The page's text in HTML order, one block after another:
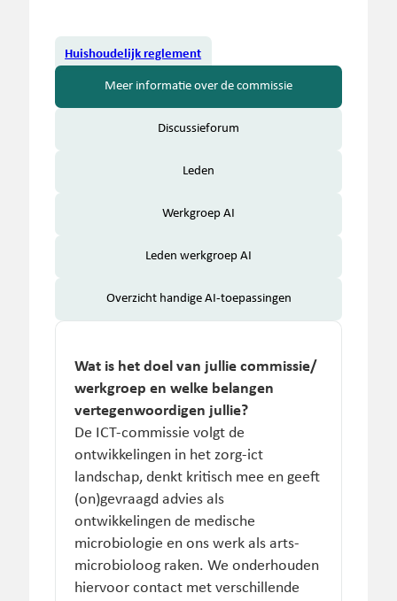
Huishoudelijk reglement
Meer informatie over de commissie
Discussieforum
Leden
Werkgroep AI
Leden werkgroep AI
Overzicht handige AI-toepassingen
Wat is het doel van jullie commissie/
werkgroep en welke belangen
vertegenwoordigen jullie?
De ICT-commissie volgt de
ontwikkelingen in het zorg-ict
landschap, denkt kritisch mee en geeft
(on)gevraagd advies als
ontwikkelingen de medische
microbiologie en ons werk als arts-
microbioloog raken. We onderhouden
hiervoor contact met verschillende